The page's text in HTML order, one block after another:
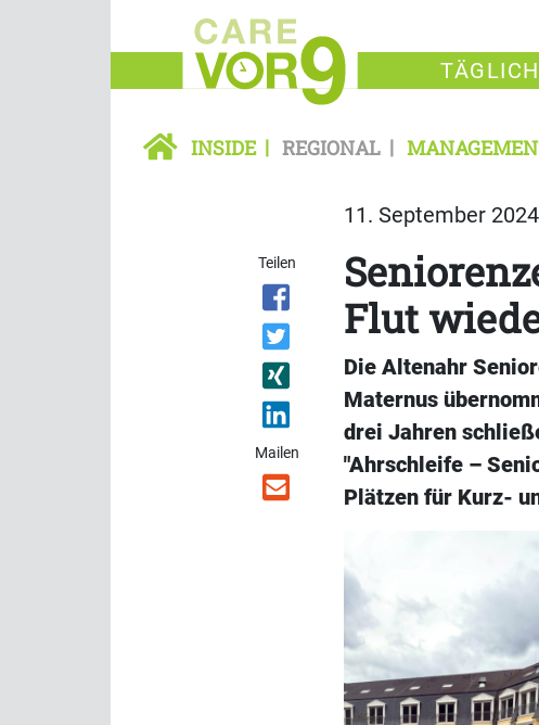
INSIDE REGIONAL
11. September
Teilen
Mailen
Flut
Die Altenahr
Maternus
drei Jahren
"Ahrschleife –
Plätzen für Kurz-